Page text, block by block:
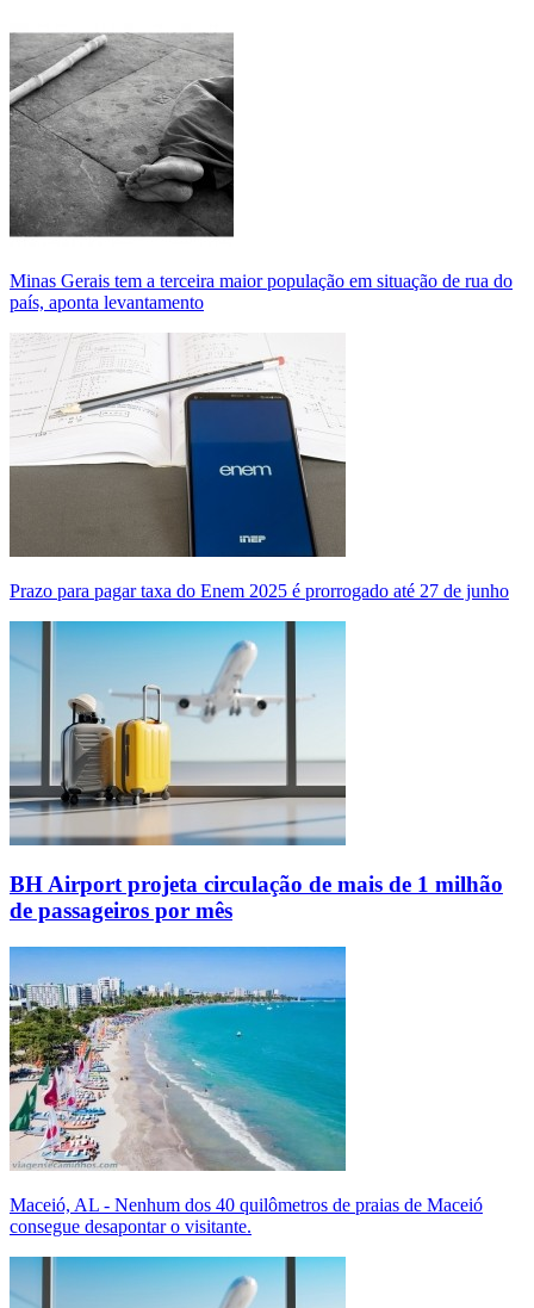
Minas Gerais tem a terceira maior população em situação de rua do
país, aponta levantamento
Prazo para pagar taxa do Enem 2025 é prorrogado até 27 de junho
BH Airport projeta circulação de mais de 1 milhão
de passageiros por mês
Maceió, AL - Nenhum dos 40 quilômetros de praias de Maceió
consegue desapontar o visitante.